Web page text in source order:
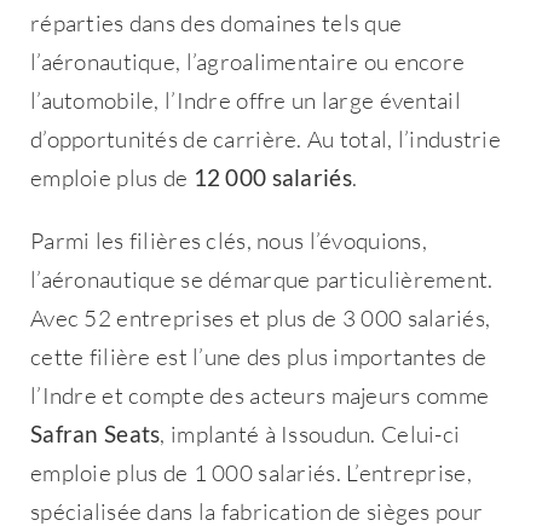
réparties dans des domaines tels que
l’aéronautique, l’agroalimentaire ou encore
l’automobile, l’Indre offre un large éventail
d’opportunités de carrière. Au total, l’industrie
emploie plus de 12 000 salariés.
Parmi les filières clés, nous l’évoquions,
l’aéronautique se démarque particulièrement.
Avec 52 entreprises et plus de 3 000 salariés,
cette filière est l’une des plus importantes de
l’Indre et compte des acteurs majeurs comme
Safran Seats, implanté à Issoudun. Celui-ci
emploie plus de 1 000 salariés. L’entreprise,
spécialisée dans la fabrication de sièges pour
Bienvenue !
Email *
Mot de passe*
un
territoire
compte, vous pouvez
vousconnecter.